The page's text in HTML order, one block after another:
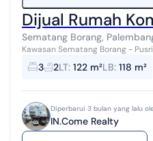
Dijual Rumah
Sematang Borang,
Kawasan Sematang Borang -
hunian favorit karyawan &
kerja, pusat belan...
3 2LT: 122 m²LB: 118 m²
Diperbarui 3 bulan yang lalu
IN.Come Realty